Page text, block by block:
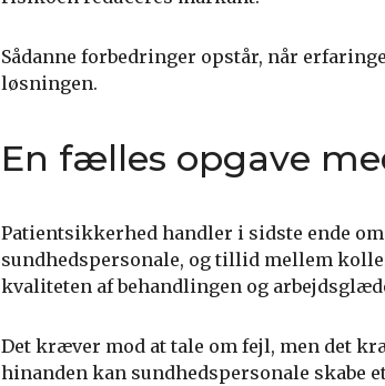
Sådanne forbedringer opstår, når
løsningen.
En fælles opgave
Patientsikkerhed handler i sidste ende
sundhedspersonale, og tillid mellem
kvaliteten af behandlingen og
Det kræver mod at tale om fejl, men det
hinanden kan sundhedspersonale skabe